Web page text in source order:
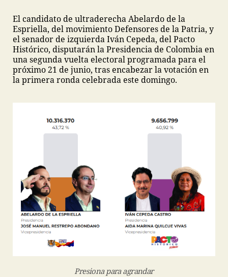
El candidato de ultraderecha Abelardo de la
Espriella, del movimiento Defensores de la Patria, y
el senador de izquierda Iván Cepeda, del Pacto
Histórico, disputarán la Presidencia de Colombia en
una segunda vuelta electoral programada para el
próximo 21 de junio, tras encabezar la votación en
la primera ronda celebrada este domingo.
Presiona para agrandar